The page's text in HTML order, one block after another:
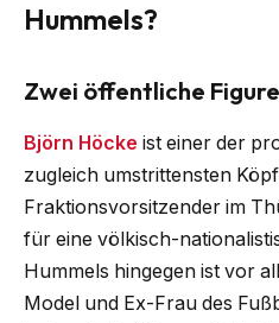
Hummels?
Zwei öffentliche
Björn Höcke ist einer der
zugleich umstrittensten
Fraktionsvorsitzender im
für eine völkisch-
Hummels hingegen ist vor
Model und Ex-Frau des